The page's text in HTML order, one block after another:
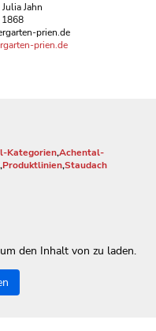
Jahn
prien.de
prien.de
Kategorien,Achental-
,Produktlinien,Staudach
den Inhalt von zu laden.